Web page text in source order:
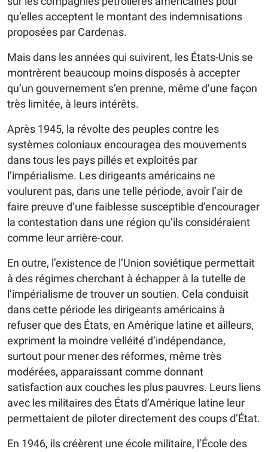
qu’elles acceptent le montant des indemnisations
proposées par Cardenas.
Mais dans les années qui suivirent, les États-Unis se
montrèrent beaucoup moins disposés à accepter
qu’un gouvernement s’en prenne, même d’une façon
très limitée, à leurs intérêts.
Après 1945, la révolte des peuples contre les
systèmes coloniaux encouragea des mouvements
dans tous les pays pillés et exploités par
l’impérialisme. Les dirigeants américains ne
voulurent pas, dans une telle période, avoir l’air de
faire preuve d’une faiblesse susceptible d’encourager
la contestation dans une région qu’ils considéraient
comme leur arrière-cour.
En outre, l’existence de l’Union soviétique permettait
à des régimes cherchant à échapper à la tutelle de
l’impérialisme de trouver un soutien. Cela conduisit
dans cette période les dirigeants américains à
refuser que des États, en Amérique latine et ailleurs,
expriment la moindre velléité d’indépendance,
surtout pour mener des réformes, même très
modérées, apparaissant comme donnant
satisfaction aux couches les plus pauvres. Leurs liens
avec les militaires des États d’Amérique latine leur
permettaient de piloter directement des coups d’État.
En 1946, ils créèrent une école militaire, l’École des